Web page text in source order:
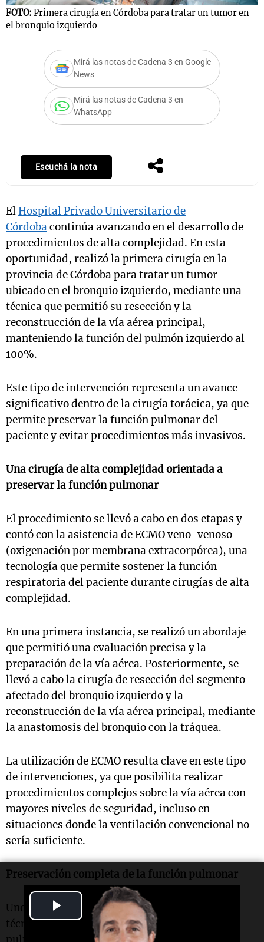
Play
Video
FOTO: Primera cirugía en Córdoba para tratar un tumor en
el bronquio izquierdo
Mirá las notas de Cadena 3 en Google
News
Mirá las notas de Cadena 3 en
WhatsApp
Escuchá la nota
ElHospital Privado Universitario de
Córdobacontinúa avanzando en el desarrollo de
procedimientos de alta complejidad. En esta
oportunidad, realizó la primera cirugía en la
provincia de Córdoba para tratar un tumor
ubicado en el bronquio izquierdo, mediante una
técnica que permitió su resección y la
reconstrucción de la vía aérea principal,
manteniendo la función del pulmón izquierdo al
100%.
Este tipo de intervención representa un avance
significativo dentro de la cirugía torácica, ya que
permite preservar la función pulmonar del
paciente y evitar procedimientos más invasivos.
Una cirugía de alta complejidad orientada a
preservar la función pulmonar
El procedimiento se llevó a cabo en dos etapas y
contó con la asistencia de ECMO veno-venoso
(oxigenación por membrana extracorpórea), una
tecnología que permite sostener la función
respiratoria del paciente durante cirugías de alta
complejidad.
En una primera instancia, se realizó un abordaje
que permitió una evaluación precisa y la
preparación de la vía aérea. Posteriormente, se
llevó a cabo la cirugía de resección del segmento
afectado del bronquio izquierdo y la
reconstrucción de la vía aérea principal, mediante
la anastomosis del bronquio con la tráquea.
La utilización de ECMO resulta clave en este tipo
de intervenciones, ya que posibilita realizar
procedimientos complejos sobre la vía aérea con
mayores niveles de seguridad, incluso en
situaciones donde la ventilación convencional no
sería suficiente.
Preservación completa de la función pulmonar
Uno de los principales diferenciales de esta
técnica es que permite preservar la función del